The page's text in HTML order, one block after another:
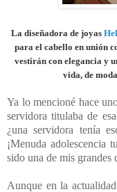
La diseñadora de joyas
para el cabello en unión
vestirán con elegancia y
vida, de
Ya lo mencioné hace
servidora titulaba de
¿una servidora tenía
¡Menuda adolescencia
sido una de mis grandes
Aunque en la